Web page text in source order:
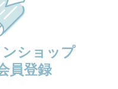
ショップ
員登録